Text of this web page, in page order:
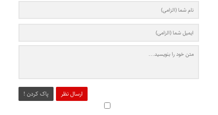
ارسال نظر پاک کردن !